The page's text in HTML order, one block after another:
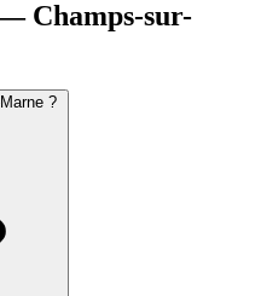
Champs-sur-
?